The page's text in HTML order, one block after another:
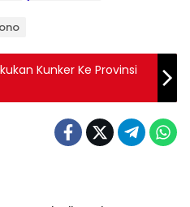
Kunker Ke Provinsi